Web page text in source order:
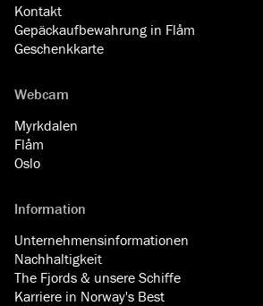
Kontakt
Gepäckaufbewahrung in Flåm
Geschenkkarte
Webcam
Myrkdalen
Flåm
Oslo
Information
Unternehmensinformationen
Nachhaltigkeit
The Fjords & unsere Schiffe
Karriere in Norway's Best